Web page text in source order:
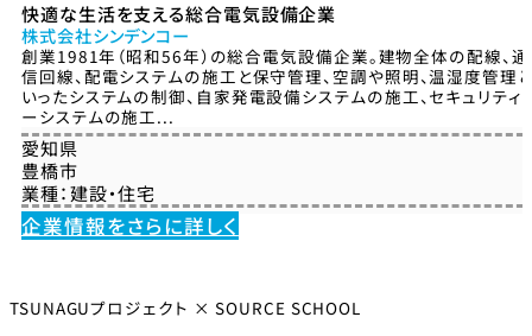
快適な生活を支える総合電気設備企業
株式会社シンデンコー
創業1981年（昭和56年）の総合電気設備企業。建物全体の配線、通
信回線、配電システムの施工と保守管理、空調や照明、温湿度管理と
いったシステムの制御、自家発電設備システムの施工、セキュリティ
ーシステムの施工...
愛知県
豊橋市
業種：建設・住宅
企業情報をさらに詳しく
TSUNAGUプロジェクト × SOURCE SCHOOL